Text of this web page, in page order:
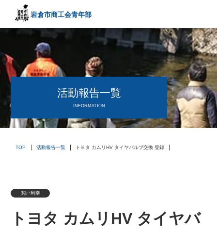
岩倉市商工会青年部
〒482－0042
愛知県岩倉市中本町西出口31-1
TEL:0587-66-3400
FAX:0587-66-3417
頑張る中小企業を応援します！
活動報告一覧
INFORMATION
TOP 活動報告一覧 トヨタ カムリHV タイヤバルブ交換 登録
関戸利幸
トヨタ カムリHV タイヤバ